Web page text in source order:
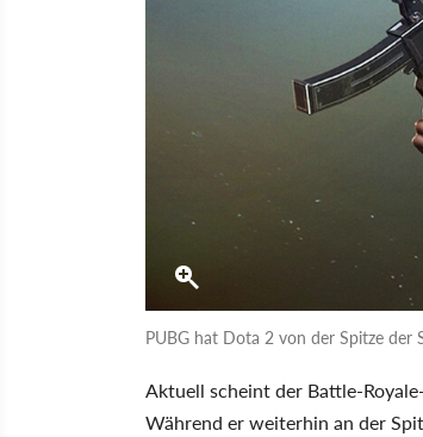
PUBG hat Dota 2 von der Spitze der
Aktuell scheint der Battle-
Während er weiterhin an der